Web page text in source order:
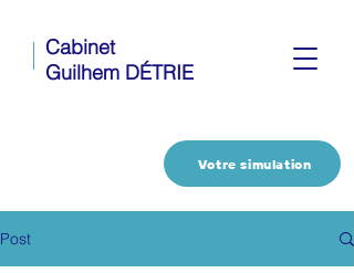
Cabinet
Guilhem DÉTRIE
Votre simulation
Post